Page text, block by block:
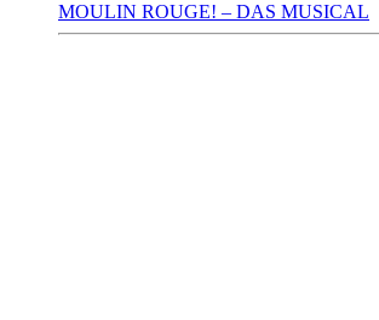
MOULIN ROUGE! – DAS MUSICAL